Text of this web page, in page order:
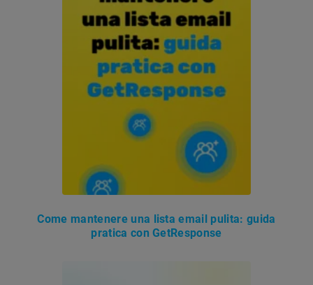
Come mantenere una lista email pulita: guida
pratica con GetResponse